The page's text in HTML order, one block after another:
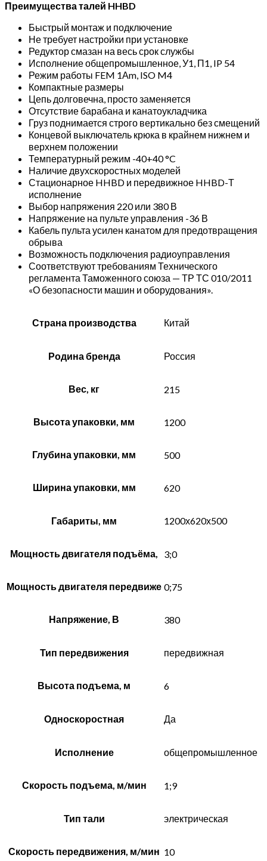
т
м
380В
(серия
G)
Преимущества талей HHBD
Быстрый монтаж и подключение
Не требует настройки при установке
Редуктор смазан на весь срок службы
Исполнение общепромышленное, У1, П1, IP 54
Режим работы FEM 1Аm, ISO M4
Компактные размеры
Цепь долговечна, просто заменяется
Отсутствие барабана и канатоукладчика
Груз поднимается строго вертикально без смещений
Концевой выключатель крюка в крайнем нижнем и
верхнем положении
Температурный режим -40+40 °C
Наличие двухскоростных моделей
Стационарное HHBD и передвижное HHBD-Т
исполнение
Выбор напряжения 220 или 380 В
Напряжение на пульте управления -36 В
Кабель пульта усилен канатом для предотвращения
обрыва
Возможность подключения радиоуправления
Соответствуют требованиям Технического
регламента Таможенного союза — ТР ТС 010/2011
«О безопасности машин и оборудования».
Страна производства Китай
Родина бренда Россия
Вес, кг 215
Высота упаковки, мм 1200
Глубина упаковки, мм 500
Ширина упаковки, мм 620
Габариты, мм 1200х620х500
Мощность двигателя подъёма, 3;0
Мощность двигателя передвиже 0;75
Напряжение, В 380
Тип передвижения передвижная
Высота подъема, м 6
Односкоростная Да
Исполнение общепромышленное
Скорость подъема, м/мин 1;9
Тип тали электрическая
Скорость передвижения, м/мин 10